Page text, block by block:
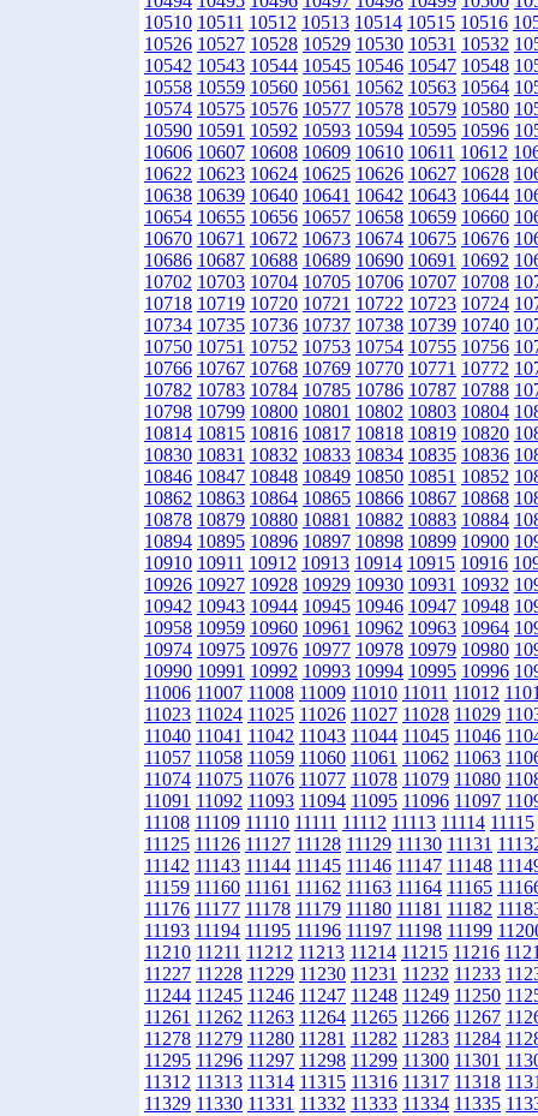
10510 10511 10512 10513 10514 10515 10516
10526 10527 10528 10529 10530 10531 10532
10542 10543 10544 10545 10546 10547 10548
10558 10559 10560 10561 10562 10563 10564
10574 10575 10576 10577 10578 10579 10580
10590 10591 10592 10593 10594 10595 10596
10606 10607 10608 10609 10610 10611 10612
10622 10623 10624 10625 10626 10627 10628
10638 10639 10640 10641 10642 10643 10644
10654 10655 10656 10657 10658 10659 10660
10670 10671 10672 10673 10674 10675 10676
10686 10687 10688 10689 10690 10691 10692
10702 10703 10704 10705 10706 10707 10708
10718 10719 10720 10721 10722 10723 10724
10734 10735 10736 10737 10738 10739 10740
10750 10751 10752 10753 10754 10755 10756
10766 10767 10768 10769 10770 10771 10772
10782 10783 10784 10785 10786 10787 10788
10798 10799 10800 10801 10802 10803 10804
10814 10815 10816 10817 10818 10819 10820
10830 10831 10832 10833 10834 10835 10836
10846 10847 10848 10849 10850 10851 10852
10862 10863 10864 10865 10866 10867 10868
10878 10879 10880 10881 10882 10883 10884
10894 10895 10896 10897 10898 10899 10900
10910 10911 10912 10913 10914 10915 10916
10926 10927 10928 10929 10930 10931 10932
10942 10943 10944 10945 10946 10947 10948
10958 10959 10960 10961 10962 10963 10964
10974 10975 10976 10977 10978 10979 10980
10990 10991 10992 10993 10994 10995 10996
11006 11007 11008 11009 11010 11011 11012
11023 11024 11025 11026 11027 11028 11029
11040 11041 11042 11043 11044 11045 11046
11057 11058 11059 11060 11061 11062 11063
11074 11075 11076 11077 11078 11079 11080
11091 11092 11093 11094 11095 11096 11097
11108 11109 11110 11111 11112 11113 11114 11115
11125 11126 11127 11128 11129 11130 11131
11142 11143 11144 11145 11146 11147 11148
11159 11160 11161 11162 11163 11164 11165
11176 11177 11178 11179 11180 11181 11182
11193 11194 11195 11196 11197 11198 11199
11210 11211 11212 11213 11214 11215 11216
11227 11228 11229 11230 11231 11232 11233
11244 11245 11246 11247 11248 11249 11250
11261 11262 11263 11264 11265 11266 11267
11278 11279 11280 11281 11282 11283 11284
11295 11296 11297 11298 11299 11300 11301
11312 11313 11314 11315 11316 11317 11318
11329 11330 11331 11332 11333 11334 11335